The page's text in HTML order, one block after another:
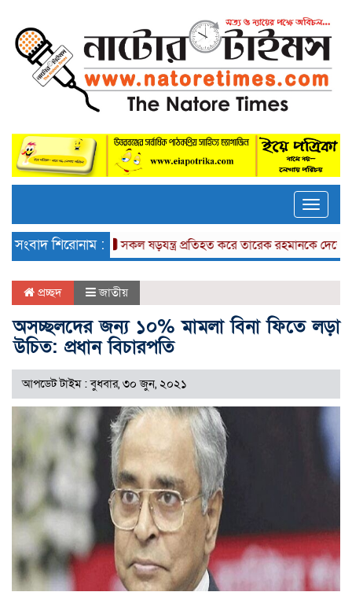
Toggle
সংবাদ শিরোনাম :সকল ষড়যন্ত্র প্রতিহত করে তারেক রহমানকে দেশে আনতে
প্রচ্ছদ জাতীয়
অসচ্ছলদের জন্য ১০% মামলা বিনা ফিতে লড়া
উচিত: প্রধান বিচারপতি
আপডেট টাইম : বুধবার, ৩০ জুন, ২০২১